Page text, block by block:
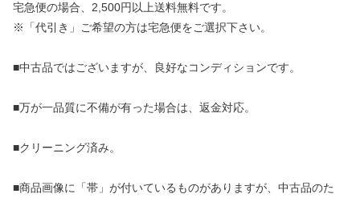
宅急便の場合、2,500円以上送料無料です。
※「代引き」ご希望の方は宅急便をご選択下さい。
■中古品ではございますが、良好なコンディションです。
■万が一品質に不備が有った場合は、返金対応。
■クリーニング済み。
■商品画像に「帯」が付いているものがありますが、中古品のた